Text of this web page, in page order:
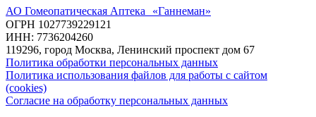
АО Гомеопатическая Аптека «Ганнеман»
ОГРН 1027739229121
ИНН: 7736204260
119296, город Москва, Ленинский проспект дом 67
Политика обработки персональных данных
Политика использования файлов для работы с сайтом
(cookies)
Согласие на обработку персональных данных